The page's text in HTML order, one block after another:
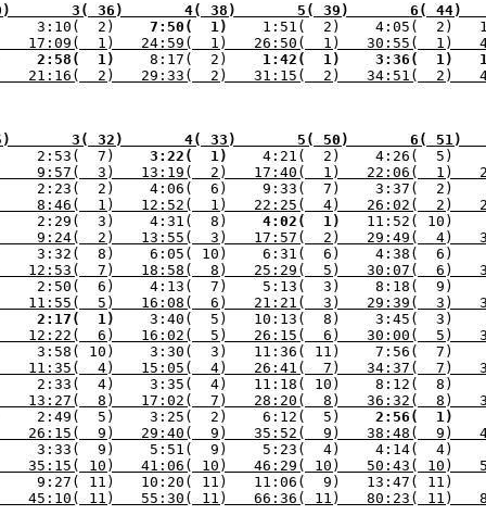
2( 40)       3( 36)       4( 38)       5( 39)
3:10(  2)
   7:50(  1)
1:51(  2)    4:05(  2)
17:09(  1)   24:59(  1)   26:50(  1)   30:55(  1)
   2:58(  1)
   8:17(  2)
   1:42(  1)
   3:36(  1)
21:16(  2)   29:33(  2)   31:15(  2)   34:51(  2)
2( 45)       3( 32)       4( 33)       5( 50)       6(
2:53(  7)
   3:22(  1)
9:57(  3)   13:19(  2)   17:40(  1)   22:06(  1)
8:46(  1)   12:52(  1)   22:25(  4)   26:02(  2)
2:29(  3)    4:31(  8)
   4:02(  1)
9:24(  2)   13:55(  3)   17:57(  2)   29:49(  4)
12:53(  7)   18:58(  8)   25:29(  5)   30:07(  6)
11:55(  5)   16:08(  6)   21:21(  3)   29:39(  3)
   2:17(  1)
12:22(  6)   16:02(  5)   26:15(  6)   30:00(  5)
11:35(  4)   15:05(  4)   26:41(  7)   34:37(  7)
2:33(  4)    3:35(  4)   11:18( 10)    8:12(  8)
13:27(  8)   17:02(  7)   28:20(  8)   36:32(  8)
   2:49(  5)    3:25(  2)    6:12(  5)
   2:56(  1)
26:15(  9)   29:40(  9)   35:52(  9)   38:48(  9)
35:15( 10)   41:06( 10)   46:29( 10)   50:43( 10)
45:10( 11)   55:30( 11)   66:36( 11)   80:23( 11)